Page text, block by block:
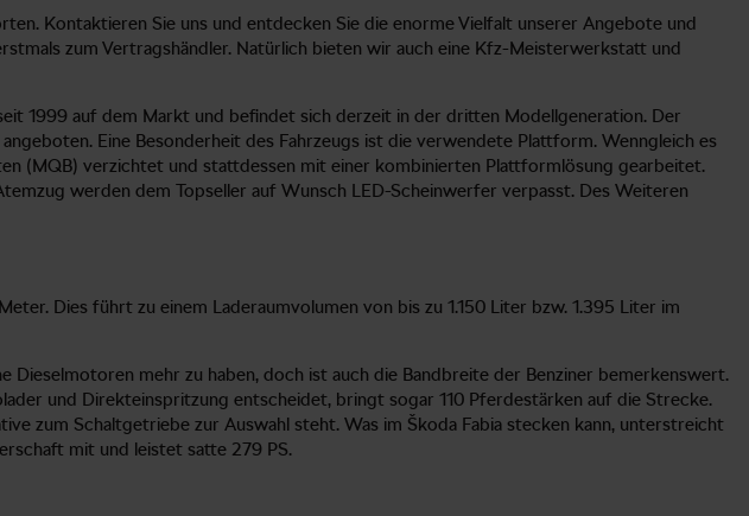
Kontaktieren Sie uns und entdecken Sie die enorme Vielfalt unserer Angebote und
zum Vertragshändler. Natürlich bieten wir auch eine Kfz-Meisterwerkstatt und
1999 auf dem Markt und befindet sich derzeit in der dritten Modellgeneration. Der
Eine Besonderheit des Fahrzeugs ist die verwendete Plattform. Wenngleich es
(MQB) verzichtet und stattdessen mit einer kombinierten Plattformlösung gearbeitet.
werden dem Topseller auf Wunsch LED-Scheinwerfer verpasst. Des Weiteren
Dies führt zu einem Laderaumvolumen von bis zu 1.150 Liter bzw. 1.395 Liter im
mehr zu haben, doch ist auch die Bandbreite der Benziner bemerkenswert.
und Direkteinspritzung entscheidet, bringt sogar 110 Pferdestärken auf die Strecke.
zum Schaltgetriebe zur Auswahl steht. Was im Škoda Fabia stecken kann, unterstreicht
mit und leistet satte 279 PS.